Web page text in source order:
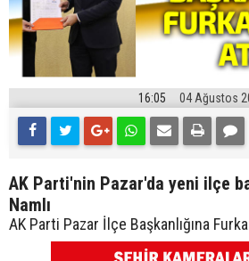
16:05 04 Ağustos
AK Parti'nin Pazar'da yeni ilçe
Namlı
AK Parti Pazar İlçe Başkanlığına